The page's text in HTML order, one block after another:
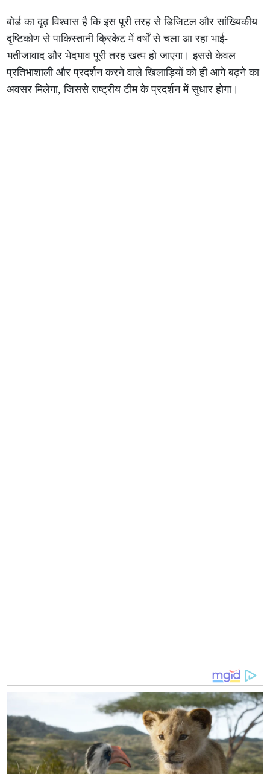
बोर्ड का दृढ़ विश्वास है कि इस पूरी तरह से डिजिटल और सांख्यिकीय
दृष्टिकोण से पाकिस्तानी क्रिकेट में वर्षों से चला आ रहा भाई-
भतीजावाद और भेदभाव पूरी तरह खत्म हो जाएगा। इससे केवल
प्रतिभाशाली और प्रदर्शन करने वाले खिलाड़ियों को ही आगे बढ़ने का
अवसर मिलेगा, जिससे राष्ट्रीय टीम के प्रदर्शन में सुधार होगा।